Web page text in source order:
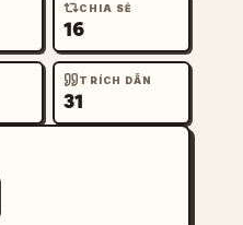
CHIA SẺ
16
TRÍCH DẪN
31